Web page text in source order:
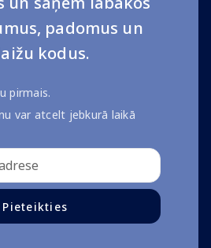
padomus un
kodus.
pirmais.
var atcelt jebkurā laikā
Pieteikties